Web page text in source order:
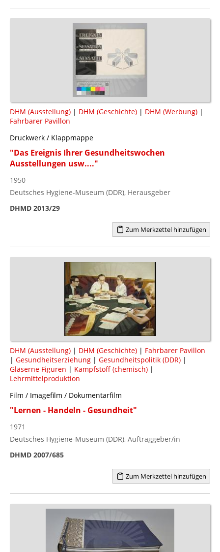
DHM (Ausstellung) | DHM (Geschichte) | DHM (Werbung) |
Fahrbarer Pavillon
Druckwerk / Klappmappe
"Das Ereignis Ihrer Gesundheitswochen
Ausstellungen usw...."
1950
Deutsches Hygiene-Museum (DDR), Herausgeber
DHMD 2013/29
Zum Merkzettel hinzufügen
DHM (Ausstellung) | DHM (Geschichte) | Fahrbarer Pavillon
| Gesundheitserziehung | Gesundheitspolitik (DDR) |
Gläserne Figuren | Kampfstoff (chemisch) |
Lehrmittelproduktion
Film / Imagefilm / Dokumentarfilm
"Lernen - Handeln - Gesundheit"
1971
Deutsches Hygiene-Museum (DDR), Auftraggeber/in
DHMD 2007/685
Zum Merkzettel hinzufügen